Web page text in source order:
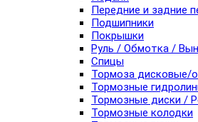
Передние и задние
Подшипники
Покрышки
Руль / Обмотка /
Спицы
Тормоза дисковые/
Тормозные
Тормозные диски /
Тормозные колодки